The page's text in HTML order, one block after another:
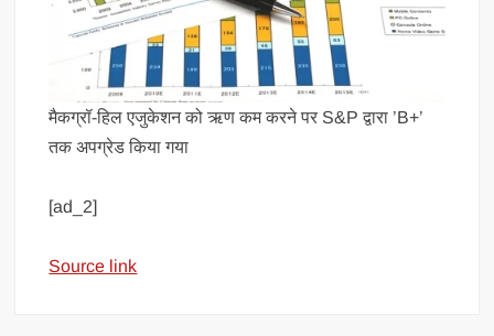
मैकग्रॉ-हिल एजुकेशन को ऋण कम करने पर S&P द्वारा ’B+’
तक अपग्रेड किया गया
[ad_2]
Source link